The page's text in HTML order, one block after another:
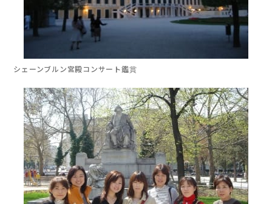
シェーンブルン宮殿 コンサート鑑賞